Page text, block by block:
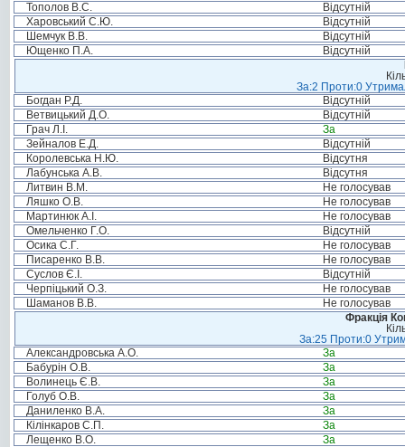
Тополов В.С.
Відсутній
Харовський С.Ю.
Відсутній
Шемчук В.В.
Відсутній
Ющенко П.А.
Відсутній
За:2 Проти:0
Богдан Р.Д.
Відсутній
Ветвицький Д.О.
Відсутній
Грач Л.І.
За
Зейналов Е.Д.
Відсутній
Королевська Н.Ю.
Відсутня
Лабунська А.В.
Відсутня
Литвин В.М.
Не голосував
Ляшко О.В.
Не голосував
Мартинюк А.І.
Не голосував
Омельченко Г.О.
Відсутній
Осика С.Г.
Не голосував
Писаренко В.В.
Не голосував
Суслов Є.І.
Відсутній
Черпіцький О.З.
Не голосував
Шаманов В.В.
Не голосував
Фракція
За:25 Проти:0
Александровська А.О.
За
Бабурін О.В.
За
Волинець Є.В.
За
Голуб О.В.
За
Даниленко В.А.
За
Кілінкаров С.П.
За
Лещенко В.О.
За